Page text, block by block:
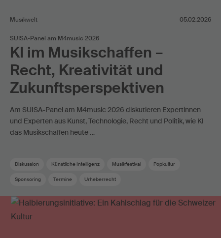
Musikwelt 05.02.2026
SUISA-Panel am M4music 2026
KI im Musikschaffen –
Recht, Kreativität und
Zukunftsperspektiven
Am SUISA-Panel am M4music 2026 diskutieren Expertinnen
und Experten aus Kunst, Technologie, Recht und Politik, wie KI
das Musikschaffen heute …
Diskussion Künstliche Intelligenz Musikfestival Popkultur
Sponsoring Termine Urheberrecht